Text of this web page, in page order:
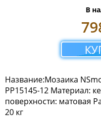
Мозаика
Мозаика
Мозаика
В
Название:Мозаика
PP15145-12 Материал:
поверхности: матовая
20 кг